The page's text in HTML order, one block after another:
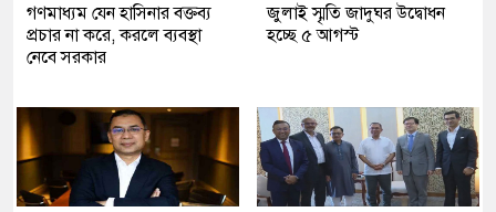
গণমাধ্যম যেন হাসিনার বক্তব্য
প্রচার না করে, করলে ব্যবস্থা
নেবে সরকার
জুলাই স্মৃতি জাদুঘর উদ্বোধন
হচ্ছে ৫ আগস্ট